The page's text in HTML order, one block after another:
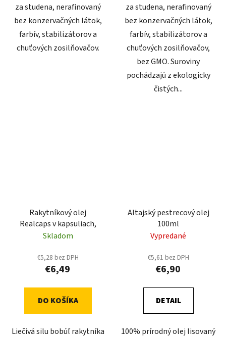
za studena, nerafinovaný
bez konzervačných látok,
farbív, stabilizátorov a
chuťových zosilňovačov.
za studena, nerafinovaný
bez konzervačných látok,
farbív, stabilizátorov a
chuťových zosilňovačov,
bez GMO. Suroviny
pochádzajú z ekologicky
čistých...
Rakytníkový olej
Realcaps v kapsuliach,
Skladom
€5,28 bez DPH
€6,49
DO KOŠÍKA
Liečivá silu bobúľ rakytníka
Altajský pestrecový olej
100ml
Vypredané
€5,61 bez DPH
€6,90
DETAIL
100% prírodný olej lisovaný